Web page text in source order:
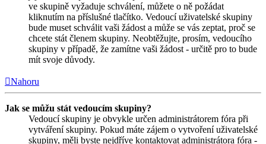
ve skupině vyžaduje schválení, můžete o ně požádat
kliknutím na příslušné tlačítko. Vedoucí uživatelské skupiny
bude muset schválit vaši žádost a může se vás zeptat, proč se
chcete stát členem skupiny. Neobtěžujte, prosím, vedoucího
skupiny v případě, že zamítne vaši žádost - určitě pro to bude
mít svoje důvody.
Nahoru
Jak se můžu stát vedoucím skupiny?
Vedoucí skupiny je obvykle určen administrátorem fóra při
vytváření skupiny. Pokud máte zájem o vytvoření uživatelské
skupiny, měli byste nejdříve kontaktovat administrátora fóra -